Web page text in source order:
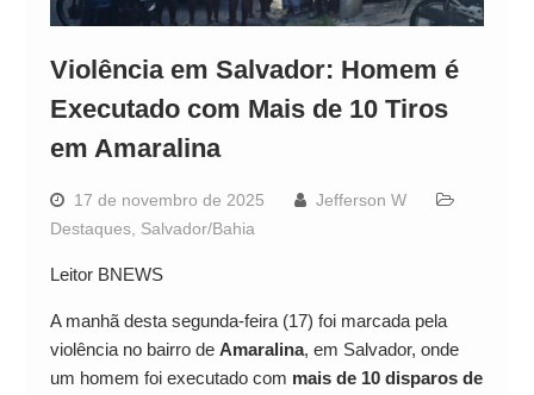
Violência em Salvador: Homem é
Executado com Mais de 10 Tiros
em Amaralina
17 de novembro de 2025
Jefferson W
Destaques, Salvador/Bahia
Leitor BNEWS
A manhã desta segunda-feira (17) foi marcada pela
violência no bairro de Amaralina, em Salvador, onde
um homem foi executado com mais de 10 disparos de